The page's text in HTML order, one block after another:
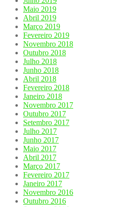
Maio 2019
Abril 2019
Março 2019
Fevereiro 2019
Novembro 2018
Outubro 2018
Julho 2018
Junho 2018
Abril 2018
Fevereiro 2018
Janeiro 2018
Novembro 2017
Outubro 2017
Setembro 2017
Julho 2017
Junho 2017
Maio 2017
Abril 2017
Março 2017
Fevereiro 2017
Janeiro 2017
Novembro 2016
Outubro 2016